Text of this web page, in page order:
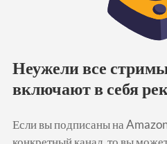
Неужели все
включают в себя
Если вы подписаны на